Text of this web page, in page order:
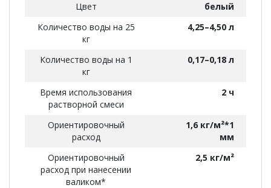
Цвет
белый
Количество воды на 25
кг
4,25–4,50 л
Количество воды на 1
кг
0,17–0,18 л
Время использования
растворной смеси
2 ч
Ориентировочный
расход
1,6 кг/м²*1
мм
Ориентировочный
расход при нанесении
валиком*
2,5 кг/м²